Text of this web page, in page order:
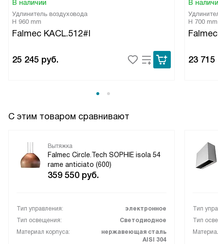
В наличии
Удлинитель воздуховода
H 960 mm
Falmec KACL.512#I
25 245 руб.
В
H 700 mm
23 715
С этим товаром сравнивают
Вытяжка
Falmec Circle.Tech SOPHIE isola 54
rame anticiato (600)
359 550 руб.
Тип управления:
электронное
Тип освещения:
Светодиодное
Материал корпуса:
нержавеющая сталь
AISI 304
Тип
Тип